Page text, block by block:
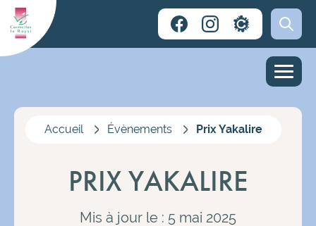
Accueil Évènements Prix Yakalire
PRIX YAKALIRE
Mis à jour le : 5 mai 2025